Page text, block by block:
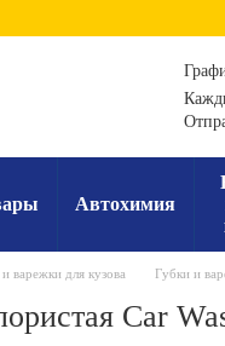
Автохимия
варежки для кузова Губки и
Car